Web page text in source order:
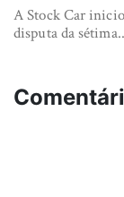
A Stock Car
disputa da